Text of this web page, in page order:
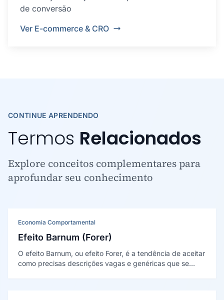
de conversão
Ver E-commerce & CRO
CONTINUE APRENDENDO
Termos Relacionados
Explore conceitos complementares para
aprofundar seu conhecimento
Economia Comportamental
Efeito Barnum (Forer)
O efeito Barnum, ou efeito Forer, é a tendência de aceitar
como precisas descrições vagas e genéricas que se